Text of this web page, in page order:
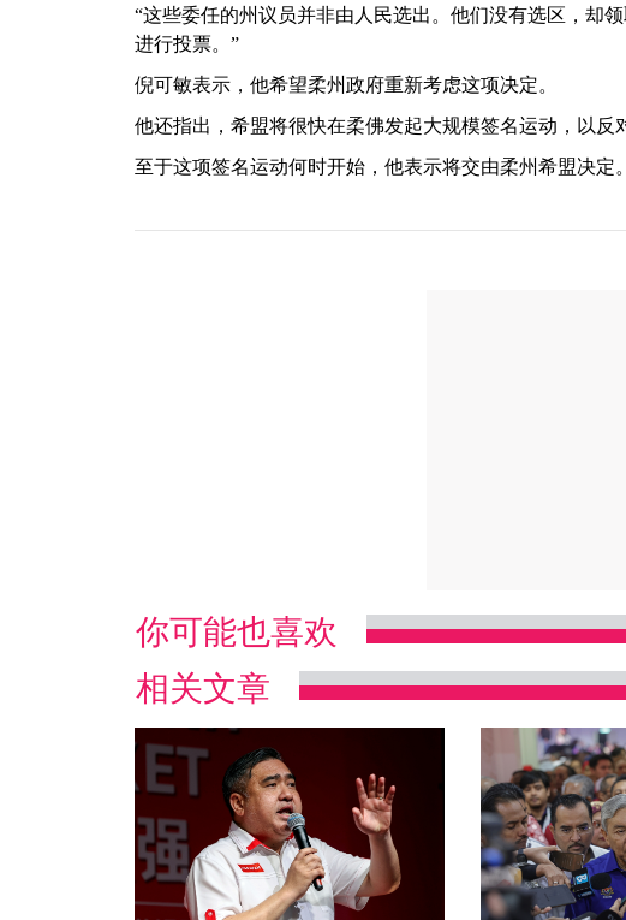
“这些委任的州议员并非由人民选出。他们没有选区，却
进行投票。”
倪可敏表示，他希望柔州政府重新考虑这项决定。
他还指出，希盟将很快在柔佛发起大规模签名运动，以反
至于这项签名运动何时开始，他表示将交由柔州希盟决定。
你可能也喜欢
相关文章